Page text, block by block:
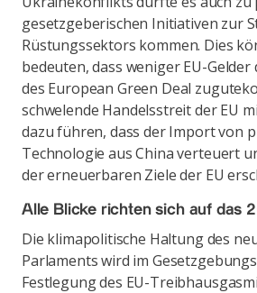
gesetzgeberischen Initiativen zur
Rüstungssektors kommen. Dies
bedeuten, dass weniger EU-
des European Green Deal
schwelende Handelsstreit der EU
dazu führen, dass der Import von
Technologie aus China verteuert
der erneuerbaren Ziele der EU
Alle Blicke richten sich auf das
Die klimapolitische Haltung des
Parlaments wird im
Festlegung des EU-